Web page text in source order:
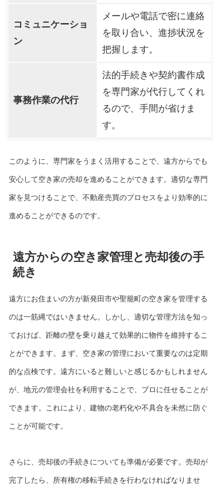
コミュニケーショ
ン
メールや電話で密に連絡
を取り合い、進捗状況を
把握します。
事務作業の代行
法的手続きや契約書作成
を専門家が代行してくれ
るので、手間が省けま
す。
このように、専門家をうまく活用することで、遠方からでも
安心して空き家の売却を進めることができます。適切な専門
家を見つけることで、不動産売買のプロセスをより効率的に
進めることができるのです。
遠方からの空き家管理と売却後の手
続き
遠方にお住まいの方が新発田市や聖籠町の空き家を管理する
のは一筋縄ではいきません。しかし、適切な管理方法を知っ
ておけば、距離の壁を乗り越えて効果的に物件を維持するこ
とができます。まず、空き家の管理において重要なのは定期
的な点検です。遠方にいると難しいと感じるかもしれません
が、地元の管理会社を利用することで、プロに任せることが
できます。これにより、建物の老朽化や不具合を未然に防ぐ
ことが可能です。
さらに、売却後の手続きについても準備が必要です。売却が
完了したら、所有権の移転手続きを行わなければなりませ